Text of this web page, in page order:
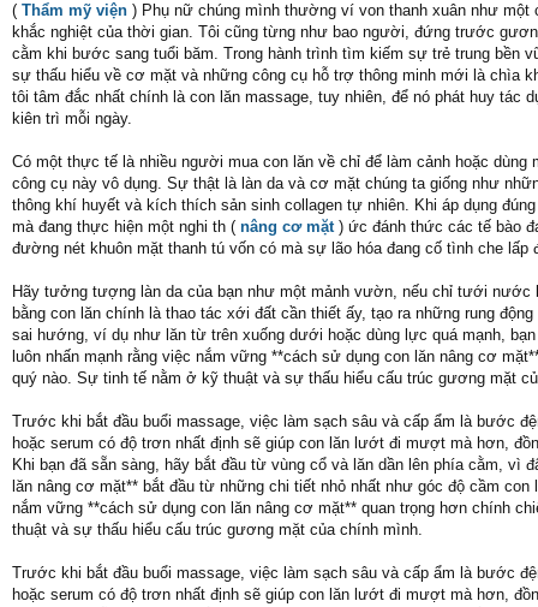
( Thẩm mỹ viện ) Phụ nữ chúng mình thường ví von thanh xuân như
khắc nghiệt của thời gian. Tôi cũng từng như bao người, đứng trước
cằm khi bước sang tuổi băm. Trong hành trình tìm kiếm sự trẻ trung bền
sự thấu hiểu về cơ mặt và những công cụ hỗ trợ thông minh mới là chìa
tôi tâm đắc nhất chính là con lăn massage, tuy nhiên, để nó phát huy
kiên trì mỗi ngày.
Có một thực tế là nhiều người mua con lăn về chỉ để làm cảnh hoặc
công cụ này vô dụng. Sự thật là làn da và cơ mặt chúng ta giống như
thông khí huyết và kích thích sản sinh collagen tự nhiên. Khi áp dụng
mà đang thực hiện một nghi th ( nâng cơ mặt) ức đánh thức các tế bào
đường nét khuôn mặt thanh tú vốn có mà sự lão hóa đang cố tình che lấp
Hãy tưởng tượng làn da của bạn như một mảnh vườn, nếu chỉ tưới
bằng con lăn chính là thao tác xới đất cần thiết ấy, tạo ra những rung
sai hướng, ví dụ như lăn từ trên xuống dưới hoặc dùng lực quá mạnh,
luôn nhấn mạnh rằng việc nắm vững **cách sử dụng con lăn nâng cơ
quý nào. Sự tinh tế nằm ở kỹ thuật và sự thấu hiểu cấu trúc gương mặt
Trước khi bắt đầu buổi massage, việc làm sạch sâu và cấp ẩm là bước
hoặc serum có độ trơn nhất định sẽ giúp con lăn lướt đi mượt mà hơn,
Khi bạn đã sẵn sàng, hãy bắt đầu từ vùng cổ và lăn dần lên phía cằm, vì
lăn nâng cơ mặt** bắt đầu từ những chi tiết nhỏ nhất như góc độ cầm
nắm vững **cách sử dụng con lăn nâng cơ mặt** quan trọng hơn chính
thuật và sự thấu hiểu cấu trúc gương mặt của chính mình.
Trước khi bắt đầu buổi massage, việc làm sạch sâu và cấp ẩm là bước
hoặc serum có độ trơn nhất định sẽ giúp con lăn lướt đi mượt mà hơn,